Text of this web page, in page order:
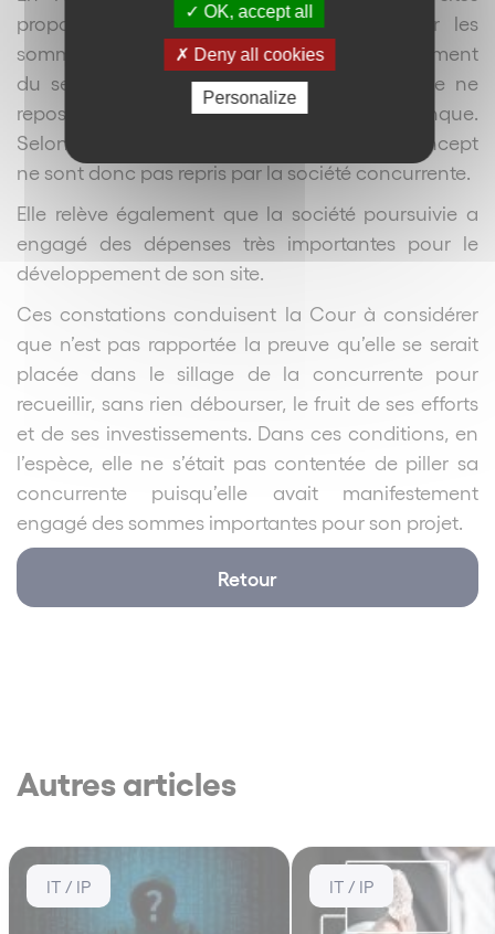
proposant déjà la possibilité de récupérer les
sommes versées sur la liste et que le financement
du service proposé par la société poursuivie ne
reposait pas sur un partenariat avec une banque.
Selon la Cour, les deux éléments forts du concept
ne sont donc pas repris par la société concurrente.
Elle relève également que la société poursuivie a
engagé des dépenses très importantes pour le
développement de son site.
Ces constations conduisent la Cour à considérer
que n’est pas rapportée la preuve qu’elle se serait
placée dans le sillage de la concurrente pour
recueillir, sans rien débourser, le fruit de ses efforts
et de ses investissements. Dans ces conditions, en
l’espèce, elle ne s’était pas contentée de piller sa
concurrente puisqu’elle avait manifestement
engagé des sommes importantes pour son projet.
Retour
Autres articles
IT / IP IT / IP
OK, accept all
Deny all cookies
Personalize